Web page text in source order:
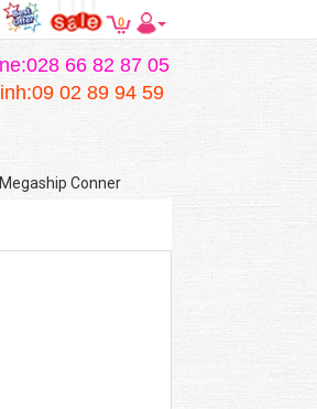
0
66 82 87 05
02 89 94 59
Megaship Conner